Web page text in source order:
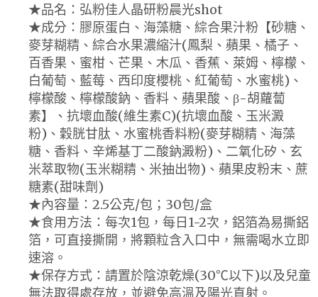
★品名：弘粉佳人晶研粉晨光shot
★成分：膠原蛋白、海藻糖、綜合果汁粉【砂糖、
麥芽糊精、綜合水果濃縮汁(鳳梨、蘋果、橘子、
百香果、蜜柑、芒果、木瓜、香蕉、萊姆、檸檬、
白葡萄、藍莓、西印度櫻桃、紅葡萄、水蜜桃)、
檸檬酸、檸檬酸鈉、香料、蘋果酸、β-胡蘿蔔
素】、抗壞血酸(維生素C)(抗壞血酸、玉米澱
粉)、穀胱甘肽、水蜜桃香料粉(麥芽糊精、海藻
糖、香料、辛烯基丁二酸鈉澱粉)、二氧化矽、玄
米萃取物(玉米糊精、米抽出物)、蘋果皮粉末、蔗
糖素(甜味劑)
★內容量：2.5公克/包；30包/盒
★食用方法：每次1包，每日1-2次，鋁箔為易撕鋁
箔，可直接撕開，將顆粒含入口中，無需喝水立即
速溶。
★保存方式：請置於陰涼乾燥(30℃以下)以及兒童
無法取得處存放，並避免高溫及陽光直射。